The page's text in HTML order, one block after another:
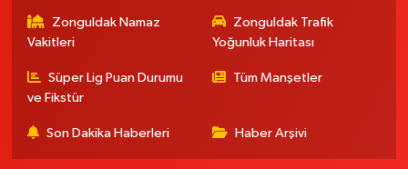
Zonguldak Namaz
Vakitleri
Zonguldak Trafik
Yoğunluk Haritası
Süper Lig Puan Durumu
ve Fikstür
Tüm Manşetler
Son Dakika Haberleri Haber Arşivi